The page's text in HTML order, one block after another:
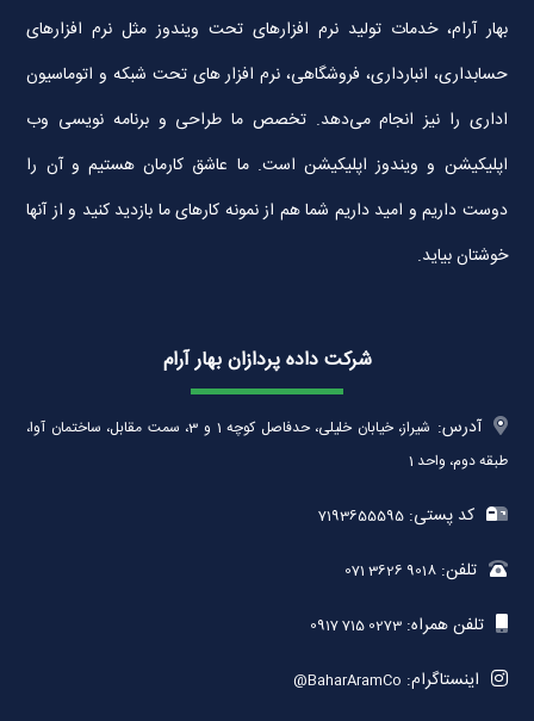
بهار آرام، خدمات تولید نرم افزارهای تحت ویندوز مثل نرم افزارهای
حسابداری، انبارداری، فروشگاهی، نرم افزار های تحت شبکه و اتوماسیون
اداری را نیز انجام می‌دهد. تخصص ما طراحی و برنامه نویسی وب
اپلیکیشن و ویندوز اپلیکیشن است. ما عاشق کارمان هستیم و آن را
دوست داریم و امید داریم شما هم از نمونه کارهای ما بازدید کنید و از آنها
خوشتان بیاید.
شرکت داده پردازان بهار آرام
آدرس:
شیراز، خیابان خلیلی، حدفاصل کوچه 1 و 3، سمت مقابل، ساختمان آوا،
طبقه دوم، واحد 1
کد پستی:7193655595
تلفن:071 3626 9018
تلفن همراه:0917 715 0273
اینستاگرام: @BaharAramCo